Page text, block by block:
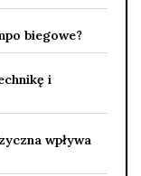
biegowe?
i
wpływa